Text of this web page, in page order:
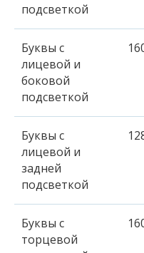
подсветкой
Буквы с
лицевой и
боковой
подсветкой
Буквы с
лицевой и
задней
подсветкой
Буквы с
торцевой